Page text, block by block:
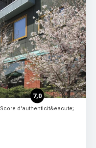
7,0
Score d'authenticit&eacute;